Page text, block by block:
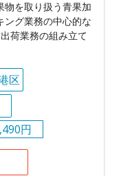
物を取り扱う青果加
ング業務の中心的な
荷業務の組み立て
区
円